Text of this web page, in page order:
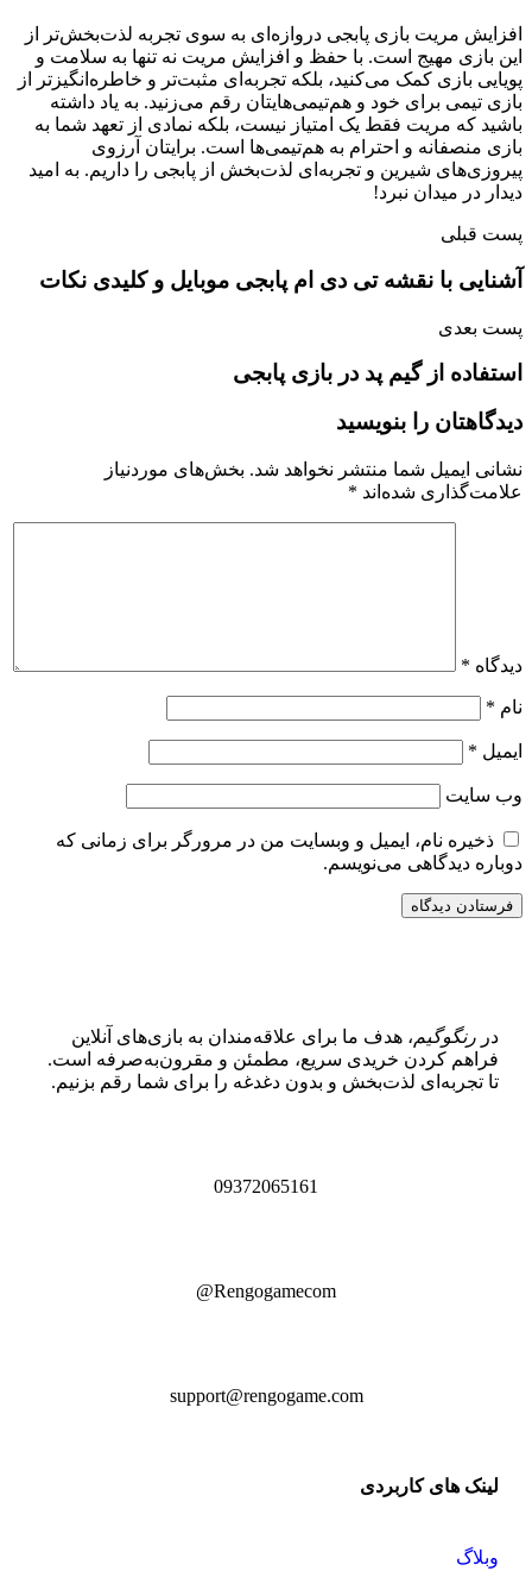
افزایش مریت بازی پابجی دروازه‌ای به سوی تجربه‌ ‌لذت‌بخش‌تر از
این بازی مهیج است. با حفظ و افزایش مریت نه تنها به سلامت و
پویایی بازی کمک می‌کنید، بلکه تجربه‌ای ‌مثبت‌تر و خاطره‌انگیزتر از
بازی تیمی برای خود و هم‌تیمی‌هایتان رقم می‌زنید. به یاد داشته
باشید که مریت فقط یک امتیاز نیست، بلکه نمادی از تعهد شما به
بازی منصفانه و احترام به هم‌تیمی‌ها است. برایتان آرزوی
پیروزی‌های ‌شیرین و تجربه‌ای ‌لذت‌بخش از پابجی را داریم. به امید
دیدار در میدان نبرد!
پست قبلی
آشنایی با نقشه تی دی ام پابجی موبایل و کلیدی نکات
پست بعدی
استفاده از گیم پد در بازی پابجی
دیدگاهتان را بنویسید
نشانی ایمیل شما منتشر نخواهد شد. بخش‌های موردنیاز
علامت‌گذاری شده‌اند *
دیدگاه *
نام *
ایمیل *
وب‌ سایت
ذخیره نام، ایمیل و وبسایت من در مرورگر برای زمانی که
دوباره دیدگاهی می‌نویسم.
در رنگوگیم، هدف ما برای علاقه‌مندان به بازی‌های آنلاین
فراهم کردن خریدی سریع، مطمئن و مقرون‌به‌صرفه است.
تا تجربه‌ای لذت‌بخش و بدون دغدغه را برای شما رقم بزنیم.
09372065161
Rengogamecom@
support@rengogame.com
لینک های کاربردی
وبلاگ